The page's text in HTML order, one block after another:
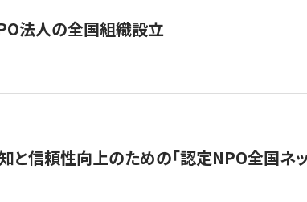
法人の全国組織設立
信頼性向上のための「認定NPO全国ネッ